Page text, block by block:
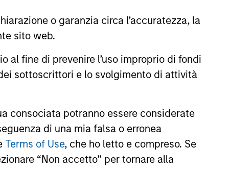
o garanzia circa l’accuratezza, la
sito web.
al fine di prevenire l’uso improprio di fondi
sottoscrittori e lo svolgimento di attività
consociata potranno essere considerate
di una mia falsa o erronea
Terms of Use, che ho letto e compreso. Se
“Non accetto” per tornare alla
Paese del SEE in cui esso è registrato per la vendita,
le commissioni e gli oneri relativi all’emissione e al
Limited (“MSIM Ltd”).
netto delle commissioni. I dati di performance da
investire si consiglia di valutare attentamente gli
variazione molto più elevata, sia in senso positivo